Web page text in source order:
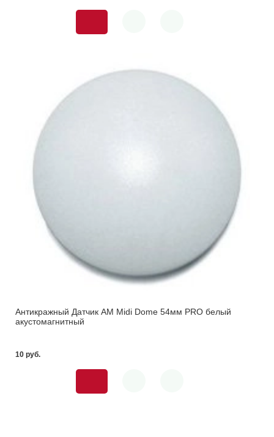
Антикражный Датчик AM Midi Dome 54мм PRO белый
акустомагнитный
10 pуб.